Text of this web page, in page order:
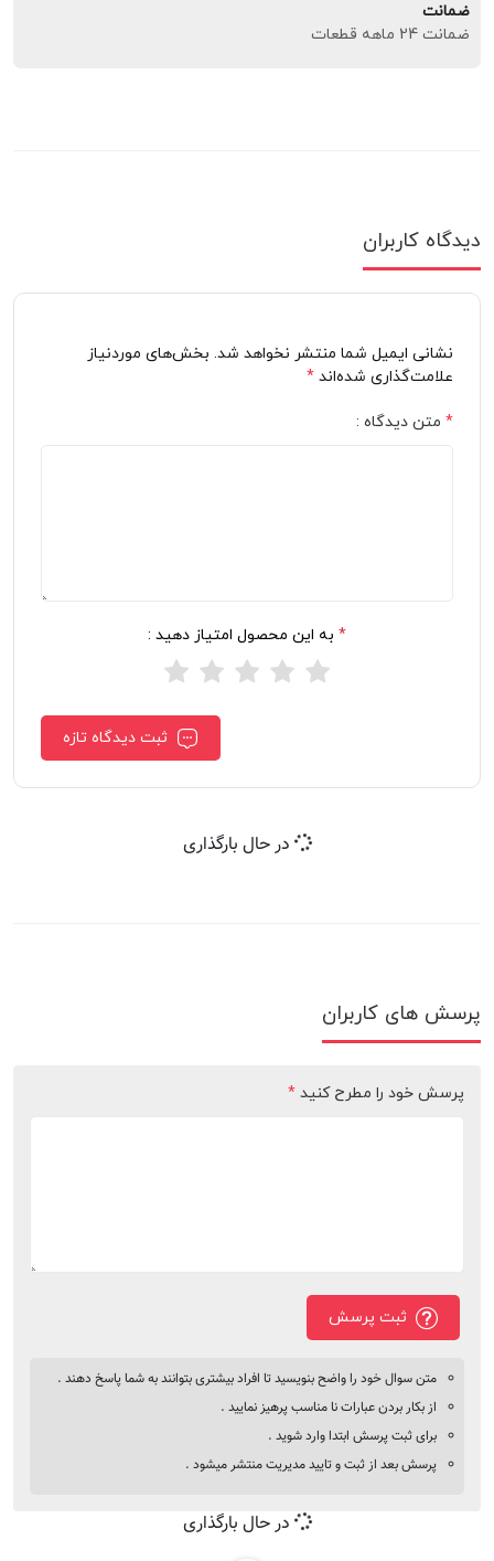
ضمانت
ضمانت 24 ماهه قطعات
دیدگاه کاربران
نشانی ایمیل شما منتشر نخواهد شد. بخش‌های موردنیاز
علامت‌گذاری شده‌اند *
* متن دیدگاه :
* به این محصول امتیاز دهید :
در حال بارگذاری
پرسش های کاربران
پرسش خود را مطرح کنید *
متن سوال خود را واضح بنویسید تا افراد بیشتری بتوانند به شما پاسخ دهند .
از بکار بردن عبارات نا مناسب پرهیز نمایید .
برای ثبت پرسش ابتدا وارد شوید .
پرسش بعد از ثبت و تایید مدیریت منتشر میشود .
در حال بارگذاری